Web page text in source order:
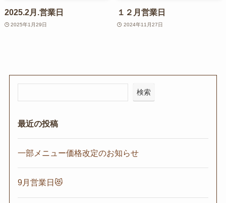
2025.2月.営業日
2025年1月29日
１２月営業日
2024年11月27日
検索
最近の投稿
一部メニュー価格改定のお知らせ
9月営業日😻